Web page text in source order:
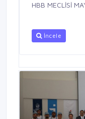
HBB MECLİSİ
İncele